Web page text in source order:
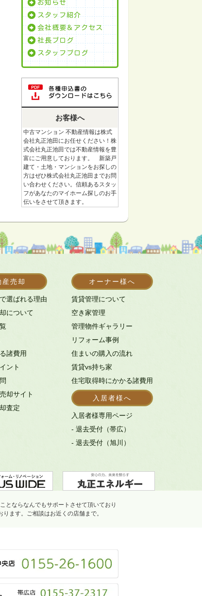
お知らせ
スタッフ紹介
会社概要＆アクセス
社長ブログ
スタッフブログ
お客様へ
中古マンション 不動産情報は株式
会社丸正池田にお任せください！株
式会社丸正池田では不動産情報を豊
富にご用意しております。 新築戸
建て・土地・マンションをお探しの
方はぜひ株式会社丸正池田までお問
い合わせください。信頼あるスタッ
フがあなたのマイホーム探しのお手
伝いをさせて頂きます。
産売却
選ばれる理由
について
諸費用
ント
却サイト
査定
オーナー様へ
賃貸管理について
空き家管理
管理物件ギャラリー
リフォーム事例
住まいの購入の流れ
賃貸vs持ち家
住宅取得時にかかる諸費用
入居者様へ
入居者様専用ページ
- 退去受付（帯広）
- 退去受付（旭川）
とならなんでもサポートさせて頂いており
ます。ご相談はお近くの店舗まで。